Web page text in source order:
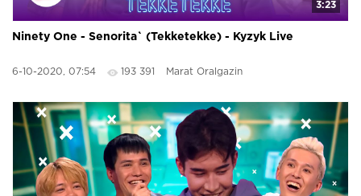
3:23
Ninety One - Senorita` (Tekketekke) - Kyzyk Live
6-10-2020, 07:54 193 391 Marat Oralgazin